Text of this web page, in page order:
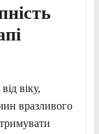
віку,
вразливого